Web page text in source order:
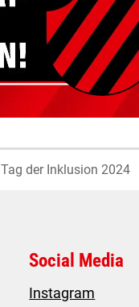
Tag der Inklusion 2024
Social Media
Instagram